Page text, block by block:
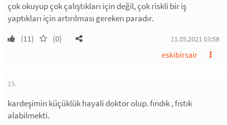
çok okuyup çok çalıştıkları için değil, çok riskli bir iş
yaptıkları için artırılması gereken paradır.
(11) (0) 11.05.2021 03:58
eskibirsair
15.
kardeşimin küçüklük hayali doktor olup. fındık , fıstık
alabilmekti.